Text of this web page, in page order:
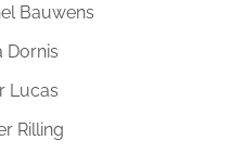
Bauwens
Dornis
Lucas
Rilling